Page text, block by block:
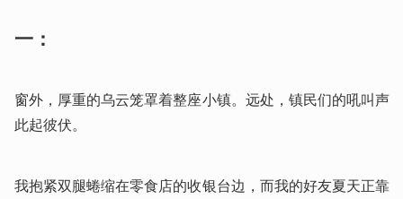
一：
窗外，厚重的乌云笼罩着整座小镇。远处，镇民们的吼叫声
此起彼伏。
我抱紧双腿蜷缩在零食店的收银台边，而我的好友夏天正靠